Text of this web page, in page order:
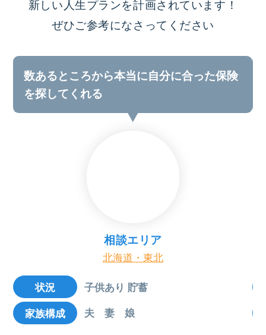
新しい人生プランを計画されています！
ぜひご参考になさってください
数あるところから本当に自分に合った保険
を探してくれる
相談エリア
北海道・東北
状況
子供あり 貯蓄
家族構成
夫 妻 娘